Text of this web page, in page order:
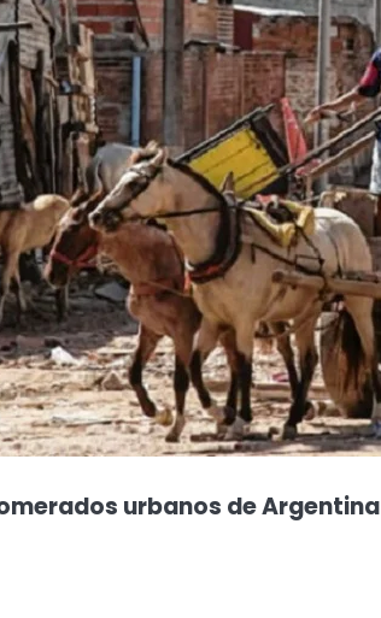
urbanos de Argentina